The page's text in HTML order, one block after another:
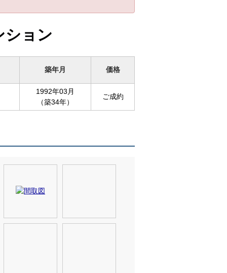
ション
築年月 価格
1992年03月
（築34年）
ご成約